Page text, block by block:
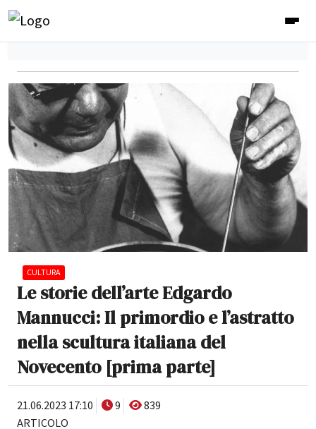
CULTURA
Le storie dell’arte Edgardo
Mannucci: Il primordio e l’astratto
nella scultura italiana del
Novecento [prima parte]
21.06.2023 17:10 9
839
ARTICOLO